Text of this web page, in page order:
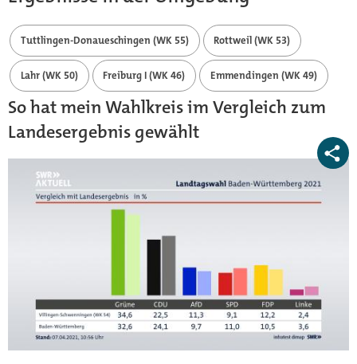
Tuttlingen-Donaueschingen (WK 55) Rottweil (WK 53)
Lahr (WK 50) Freiburg I (WK 46) Emmendingen (WK 49)
So hat mein Wahlkreis im Vergleich zum
Landesergebnis gewählt